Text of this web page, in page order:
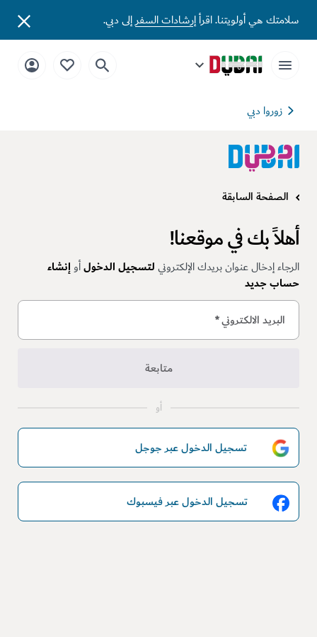
سلامتك هي أولويتنا. اقرأإرشادات السفرإلى دبي.
زوروا دبي
الصفحة السابقة
أهلاً بك في موقعنا!
الرجاء إدخال عنوان بريدك الإلكترونيلتسجيل الدخولأوإنشاء
حساب جديد
البريد الالكتروني*
متابعة
أو
تسجيل الدخول عبر جوجل
تسجيل الدخول عبر فيسبوك